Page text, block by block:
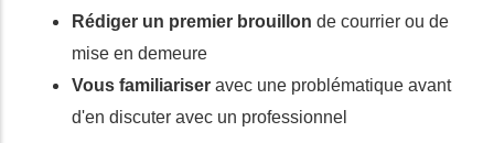
Rédiger un premier brouillon de courrier ou de
mise en demeure
Vous familiariser avec une problématique avant
d'en discuter avec un professionnel